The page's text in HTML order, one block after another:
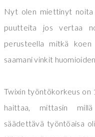
Nyt olen miettinyt noita
puutteita jos vertaa
perusteella mitkä koen
saamani vinkit
Twixin työntökorkeus on
haittaa, mittasin
säädettävä työntöaisa